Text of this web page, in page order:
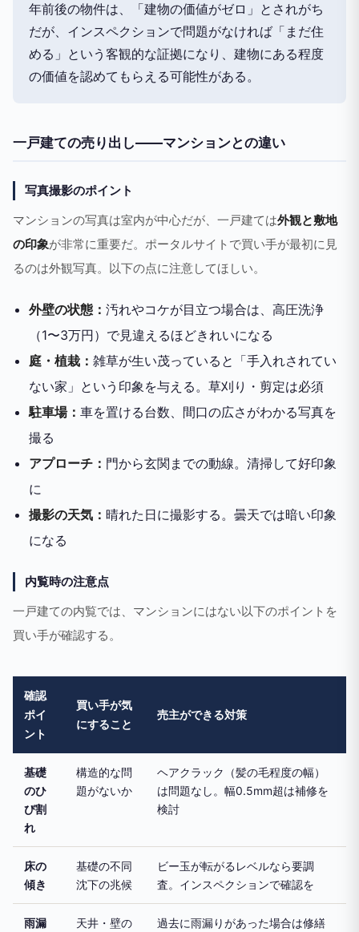
年前後の物件は、「建物の価値がゼロ」とされがち
だが、インスペクションで問題がなければ「まだ住
める」という客観的な証拠になり、建物にある程度
の価値を認めてもらえる可能性がある。
一戸建ての売り出し——マンションとの違い
写真撮影のポイント
マンションの写真は室内が中心だが、一戸建ては外観と敷地
の印象が非常に重要だ。ポータルサイトで買い手が最初に見
るのは外観写真。以下の点に注意してほしい。
外壁の状態： 汚れやコケが目立つ場合は、高圧洗浄
（1〜3万円）で見違えるほどきれいになる
庭・植栽： 雑草が生い茂っていると「手入れされてい
ない家」という印象を与える。草刈り・剪定は必須
駐車場： 車を置ける台数、間口の広さがわかる写真を
撮る
アプローチ： 門から玄関までの動線。清掃して好印象
に
撮影の天気： 晴れた日に撮影する。曇天では暗い印象
になる
内覧時の注意点
一戸建ての内覧では、マンションにはない以下のポイントを
買い手が確認する。
確認
ポイ
ント
買い手が気
にすること
売主ができる対策
基礎
のひ
び割
れ
構造的な問
題がないか
ヘアクラック（髪の毛程度の幅）
は問題なし。幅0.5mm超は補修を
検討
床の
傾き
基礎の不同
沈下の兆候
ビー玉が転がるレベルなら要調
査。インスペクションで確認を
雨漏 天井・壁の 過去に雨漏りがあった場合は修繕